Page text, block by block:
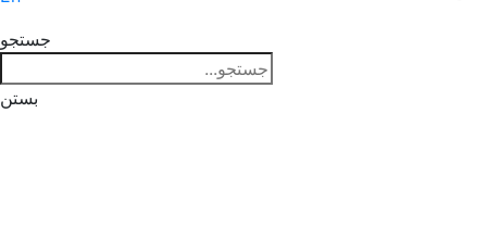
جستجو
بستن